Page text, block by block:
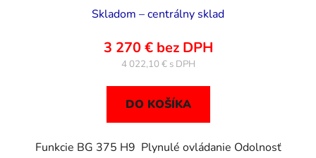
Skladom – centrálny sklad
3 270 € bez DPH
4 022,10 €
DO KOŠÍKA
Funkcie BG 375 H9 Plynulé ovládanie Odolnosť